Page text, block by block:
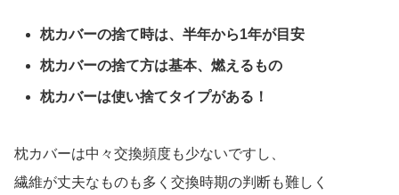
枕カバーの捨て時は、半年から1年が目安
枕カバーの捨て方は基本、燃えるもの
枕カバーは使い捨てタイプがある！
枕カバーは中々交換頻度も少ないですし、
繊維が丈夫なものも多く交換時期の判断も難しく